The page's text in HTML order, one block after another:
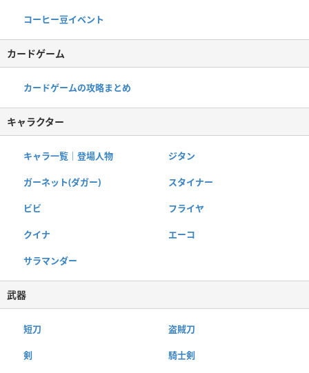
コーヒー豆イベント
カードゲーム
カードゲームの攻略まとめ
キャラクター
キャラ一覧｜登場人物 ジタン
ガーネット(ダガー) スタイナー
ビビ フライヤ
クイナ エーコ
サラマンダー
武器
短刀 盗賊刀
剣 騎士剣